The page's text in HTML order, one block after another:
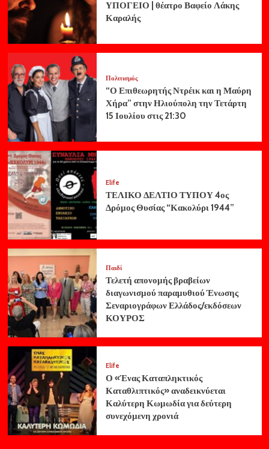
ΥΠΟΓΕΙΟ | θέατρο Βαφείο Λάκης
Καραλής
Πολιτισμός
“Ο Επιθεωρητής Ντρέικ και η Μαύρη
Χήρα” στην Ηλιούπολη την Τετάρτη
15 Ιουλίου στις 21:30
Elife
ΤΕΛΙΚΟ ΔΕΛΤΙΟ ΤΥΠΟΥ 4ος
Δρόμος Θυσίας “Κακολύρι 1944”
Παιδί
Τελετή απονομής βραβείων
διαγωνισμού παραμυθιού Ένωσης
Σεναριογράφων Ελλάδος/εκδόσεων
ΚΟΥΡΟΣ
Elife
Ο «Ένας Καταπληκτικός
Καταθλιπτικός» αναδεικνύεται
Καλύτερη Κωμωδία για δεύτερη
συνεχόμενη χρονιά